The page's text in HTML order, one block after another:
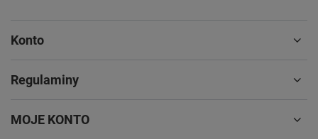
Konto
Regulaminy
MOJE KONTO